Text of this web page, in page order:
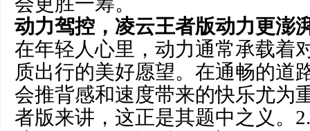
动力驾控 ， 凌云王者版动力更澎
在年轻人心里，动力通常承载着
质出行的美好愿望。在通畅的道
会推背感和速度带来的快乐尤为
者版来讲，这正是其题中之义。